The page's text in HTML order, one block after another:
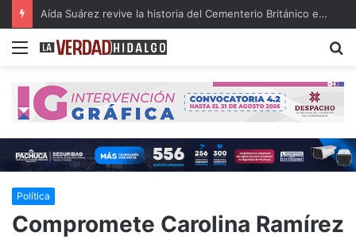
Aída Suárez revive la historia del Cementerio Británico en la FILIJ Hidalgo 2026
Menu
Política
Compromete Carolina Ramírez